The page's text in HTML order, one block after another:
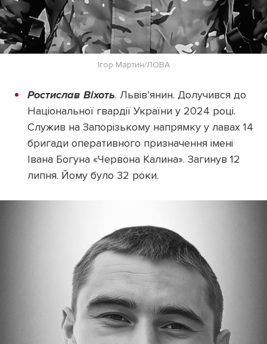
Ігор Мартин/ЛОВА
Ростислав Віхоть. Львів’янин. Долучився до
Національної гвардії України у 2024 році.
Служив на Запорізькому напрямку у лавах 14
бригади оперативного призначення імені
Івана Богуна «Червона Калина». Загинув 12
липня. Йому було 32 роки.